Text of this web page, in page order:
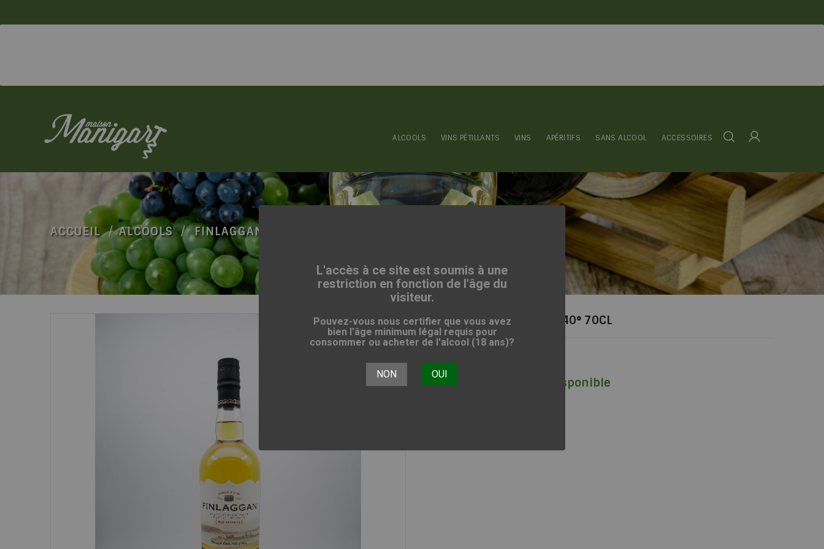
L'accès à ce site est soumis à une
restriction en fonction de l'âge du
visiteur.
Pouvez-vous nous certifier que vous avez
bien l'âge minimum légal requis pour
consommer ou acheter de l'alcool (18 ans)?
NON OUI
ALCOOLS VINS PÉTILLANTS VINS APÉRITIFS SANS ALCOOL ACCESSOIRES
ACCUEIL ALCOOLS FINLAGGAN OLD RESERVE 40° 70CL
FINLAGGAN OLD RESERVE 40° 70CL
37,13 € TTC
Achat en ligne bientôt disponible